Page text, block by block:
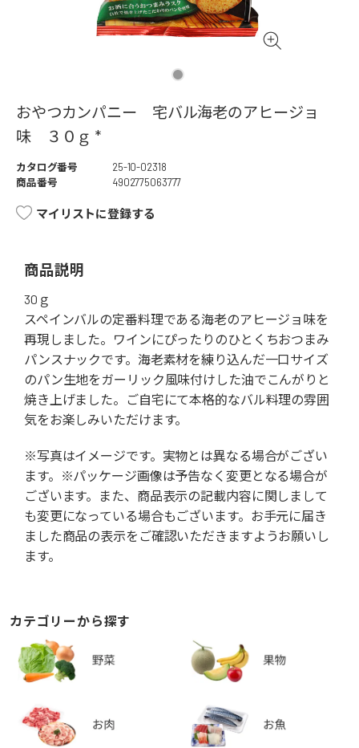
おやつカンパニー 宅バル海老のアヒージョ
味 ３０ｇ *
カタログ番号
25-10-02318
商品番号
4902775063777
マイリストに登録する
商品説明
30ｇ
スペインバルの定番料理である海老のアヒージョ味を
再現しました。ワインにぴったりのひとくちおつまみ
パンスナックです。海老素材を練り込んだ一口サイズ
のパン生地をガーリック風味付けした油でこんがりと
焼き上げました。ご自宅にて本格的なバル料理の雰囲
気をお楽しみいただけます。
※写真はイメージです。実物とは異なる場合がござい
ます。※パッケージ画像は予告なく変更となる場合が
ございます。また、商品表示の記載内容に関しまして
も変更になっている場合もございます。お手元に届き
ました商品の表示をご確認いただきますようお願いし
ます。
カテゴリーから探す